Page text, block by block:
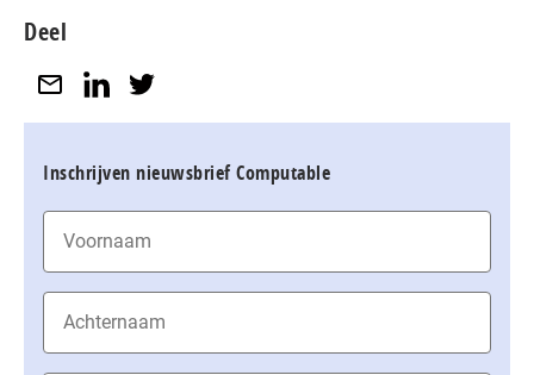
Deel
Inschrijven nieuwsbrief Computable